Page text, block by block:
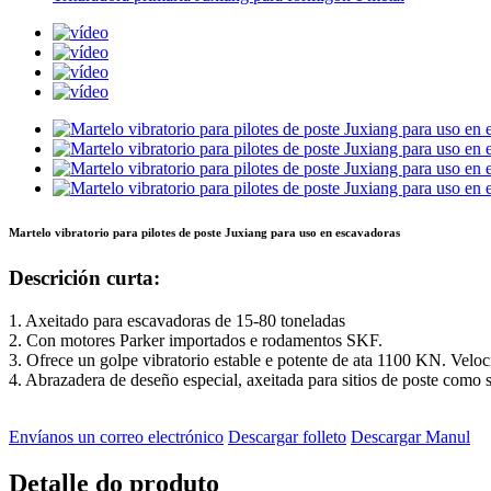
Martelo vibratorio para pilotes de poste Juxiang para uso en escavadoras
Descrición curta:
1. Axeitado para escavadoras de 15-80 toneladas
2. Con motores Parker importados e rodamentos SKF.
3. Ofrece un golpe vibratorio estable e potente de ata 1100 KN.
4. Abrazadera de deseño especial, axeitada para sitios de poste como
Envíanos un correo electrónico Descargar folleto Descargar Manul
Detalle do produto